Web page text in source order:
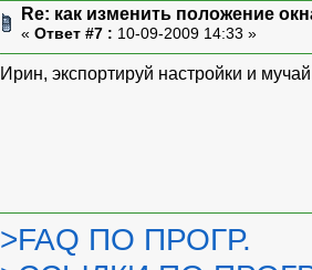
Re: как изменить положение
« Ответ #7 : 10-09-2009 14:33 »
Ирин, экспортируй настройки и
>FAQ ПО ПРОГР.